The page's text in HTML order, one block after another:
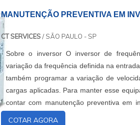
MANUTENÇÃO PREVENTIVA EM
CT SERVICES/ SÃO PAULO - SP
Sobre o inversor O inversor de
variação da frequência definida na
também programar a variação de
cargas aplicadas. Para manter esse
contar com manutenção preventiva em
manutençãoA manutenção pre...
COTAR AGORA